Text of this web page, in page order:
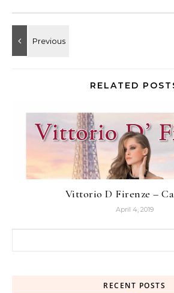
RELATED
Vittorio D Firenze –
April 4, 2019
RECENT POSTS